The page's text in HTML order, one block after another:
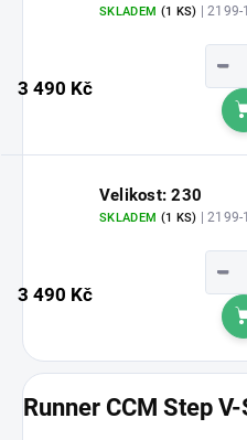
SKLADEM (1 KS) |
3 490 Kč
−
Velikost: 230
SKLADEM (1 KS) |
3 490 Kč
−
Runner CCM Step